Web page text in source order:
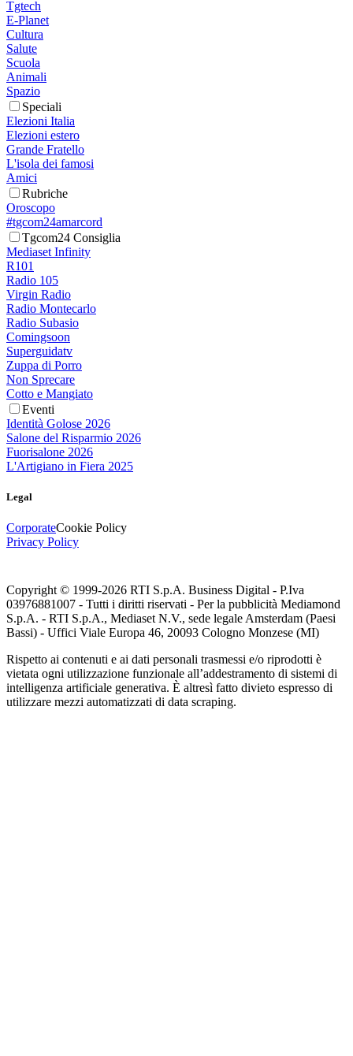
Tgtech
E-Planet
Cultura
Salute
Scuola
Animali
Spazio
Speciali
Elezioni Italia
Elezioni estero
Grande Fratello
L'isola dei famosi
Amici
Rubriche
Oroscopo
#tgcom24amarcord
Tgcom24 Consiglia
Mediaset Infinity
R101
Radio 105
Virgin Radio
Radio Montecarlo
Radio Subasio
Comingsoon
Superguidatv
Zuppa di Porro
Non Sprecare
Cotto e Mangiato
Eventi
Identità Golose 2026
Salone del Risparmio 2026
Fuorisalone 2026
L'Artigiano in Fiera 2025
Legal
CorporateCookie Policy
Privacy Policy
Copyright © 1999-2026 RTI S.p.A. Business Digital - P.Iva
03976881007 - Tutti i diritti riservati - Per la pubblicità Mediamond
S.p.A. - RTI S.p.A., Mediaset N.V., sede legale Amsterdam (Paesi
Bassi) - Uffici Viale Europa 46, 20093 Cologno Monzese (MI)
Rispetto ai contenuti e ai dati personali trasmessi e/o riprodotti è
vietata ogni utilizzazione funzionale all’addestramento di sistemi di
intelligenza artificiale generativa. È altresì fatto divieto espresso di
utilizzare mezzi automatizzati di data scraping.